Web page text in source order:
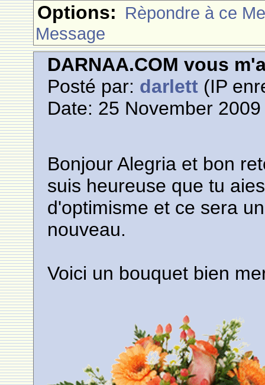
Options: Rèpondre à ce
Message
DARNAA.COM vous
Posté par: darlett (IP
Date: 25 November
Bonjour Alegria et bon
suis heureuse que tu
d'optimisme et ce sera
nouveau.
Voici un bouquet bien